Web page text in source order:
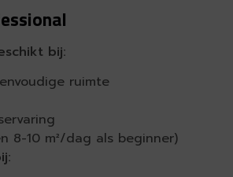
bij:
ruimte
8-10 m²/dag als beginner)